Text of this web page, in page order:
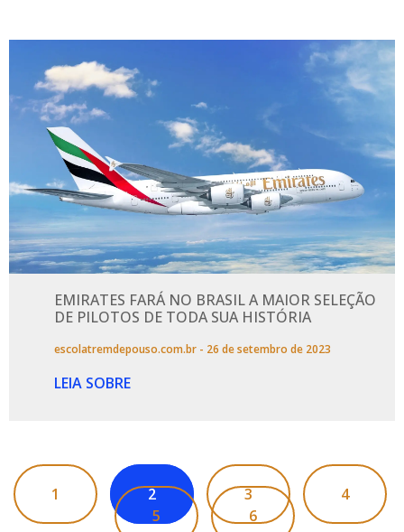
EMIRATES FARÁ NO BRASIL A MAIOR SELEÇÃO
DE PILOTOS DE TODA SUA HISTÓRIA
escolatremdepouso.com.br 26 de setembro de 2023
LEIA SOBRE
1 2 3
4
5
6